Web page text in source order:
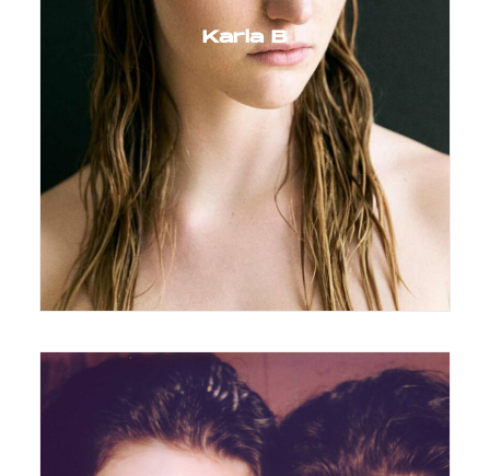
Karla B